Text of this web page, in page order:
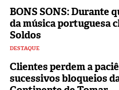
BONS SONS: Durante
da música portuguesa
Soldos
DESTAQUE
Clientes perdem a
sucessivos bloqueios